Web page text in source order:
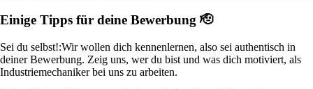
Einige Tipps für deine Bewerbung 🫡
Sei du selbst!:Wir wollen dich kennenlernen, also sei authentisch in
deiner Bewerbung. Zeig uns, wer du bist und was dich motiviert, als
Industriemechaniker bei uns zu arbeiten.